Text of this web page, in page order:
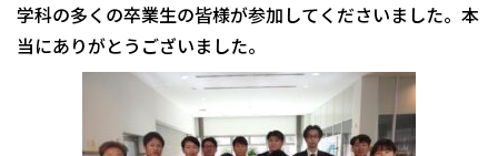
学科の多くの卒業生の皆様が参加してくださいました。本
当にありがとうございました。